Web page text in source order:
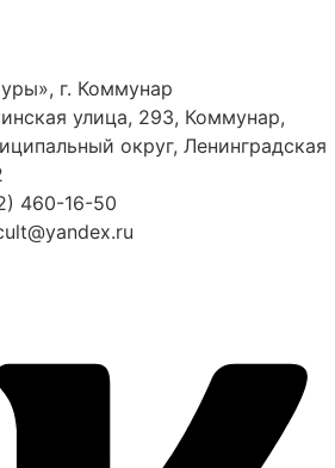
г. Коммунар
улица, 293, Коммунар,
округ, Ленинградская
460-16-50